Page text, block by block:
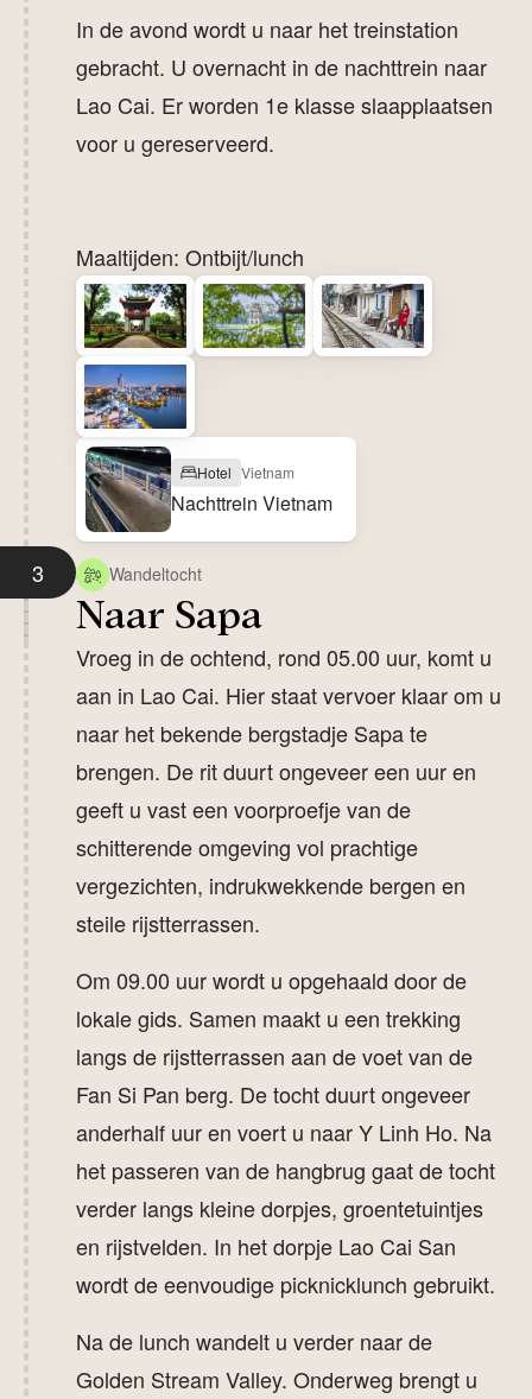
In de avond wordt u naar het treinstation
gebracht. U overnacht in de nachttrein naar
Lao Cai. Er worden 1e klasse slaapplaatsen
voor u gereserveerd.
Maaltijden: Ontbijt/lunch
Hotel Vietnam
Nachttrein Vietnam
3 Wandeltocht
Naar Sapa
Vroeg in de ochtend, rond 05.00 uur, komt u
aan in Lao Cai. Hier staat vervoer klaar om u
naar het bekende bergstadje Sapa te
brengen. De rit duurt ongeveer een uur en
geeft u vast een voorproefje van de
schitterende omgeving vol prachtige
vergezichten, indrukwekkende bergen en
steile rijstterrassen.
Om 09.00 uur wordt u opgehaald door de
lokale gids. Samen maakt u een trekking
langs de rijstterrassen aan de voet van de
Fan Si Pan berg. De tocht duurt ongeveer
anderhalf uur en voert u naar Y Linh Ho. Na
het passeren van de hangbrug gaat de tocht
verder langs kleine dorpjes, groentetuintjes
en rijstvelden. In het dorpje Lao Cai San
wordt de eenvoudige picknicklunch gebruikt.
Na de lunch wandelt u verder naar de
Golden Stream Valley. Onderweg brengt u